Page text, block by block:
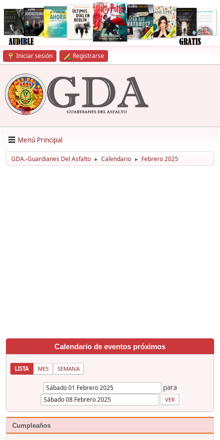
Iniciar sesión Registrarse
Menú Principal
GDA.-Guardianes Del Asfalto ► Calendario ► Febrero 2025
Calendario de eventos próximos
LISTA MES SEMANA
para
Cumpleaños